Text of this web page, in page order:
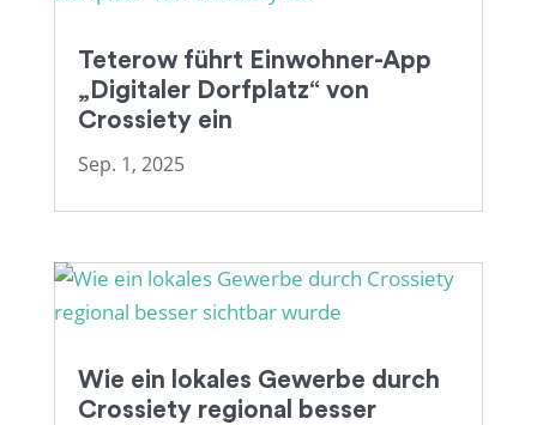
Teterow führt Einwohner-App
„Digitaler Dorfplatz“ von
Crossiety ein
Sep. 1, 2025
Wie ein lokales Gewerbe durch
Crossiety regional besser